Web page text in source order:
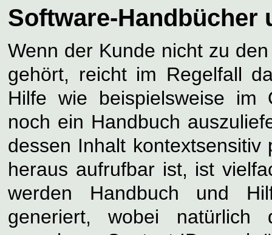
Software-Handbücher
Wenn der Kunde nicht zu
gehört, reicht im Regelfall
Hilfe wie beispielsweise im
noch ein Handbuch
dessen Inhalt
heraus aufrufbar ist, ist
werden Handbuch und
generiert, wobei